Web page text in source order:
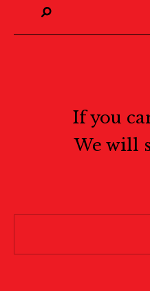
If you
We will